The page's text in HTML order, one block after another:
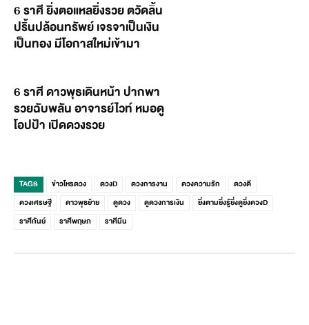
6 ราศี ยิ่งตอแหลยิ่งรวย ตวัดลิ้น
ปริ้นปล้อนทรัพย์ เจรจาเป็นเงิน
เป็นทอง มีโอกาสใหม่เข้ามา
6 ราศี ดาวพุธเดินหน้า ปากพา
รวยฉับพลัน อาจารย์ไวท์ หมอดู
โอปป้า เปิดดวงรวย
TAGS ข่าวโหรดวง ดวงD ดวงการงาน ดวงความรัก
ดวงดี
ดวงเศรษฐี
ดาวพุธย้าย ดูดวง ดูดวงการเงิน
ยิ่งตามยิ่งรู้ยิ่งดูยิ่งดวงD
ราศีกันย์
ราศีพฤษภ ราศีมีน